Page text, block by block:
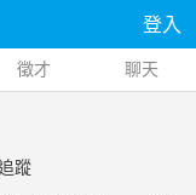
登入
徵才 聊天
蹤